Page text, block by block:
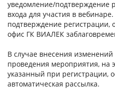
уведомление/подтверждение
входа для участия в
подтверждение регистрации,
офис ГК ВИАЛЕК
В случае внесения
проведения мероприятия, на
указанный при регистрации,
автоматическая рассылка.